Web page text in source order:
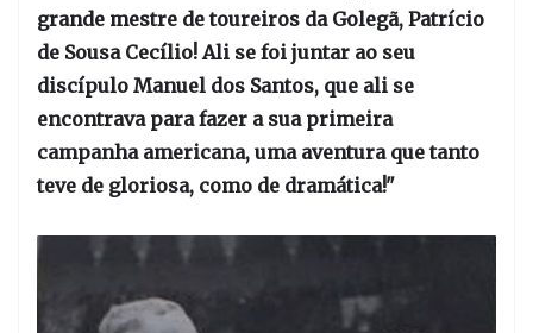
grande mestre de toureiros da Golegã, Patrício
de Sousa Cecílio! Ali se foi juntar ao seu
discípulo Manuel dos Santos, que ali se
encontrava para fazer a sua primeira
campanha americana, uma aventura que tanto
teve de gloriosa, como de dramática!"